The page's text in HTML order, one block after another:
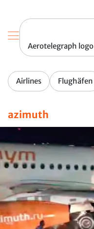
Aerotelegraph logo
Airlines Flughäfen
azimuth